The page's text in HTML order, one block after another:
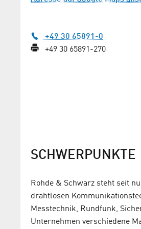
+49 30 65891-0
+49 30 65891-270
SCHWERPUNKTE
Rohde & Schwarz steht seit
drahtlosen
Messtechnik, Rundfunk,
Unternehmen verschiedene
Kohle,
Sicherheit